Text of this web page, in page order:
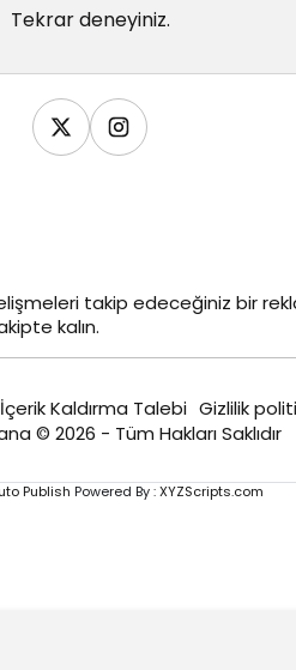
Tekrar deneyiniz.
takip edeceğiniz bir
kalın.
İçerik Kaldırma Talebi Gizlilik
© 2026 - Tüm Hakları Saklıdır
Publish Powered By :XYZScripts.com